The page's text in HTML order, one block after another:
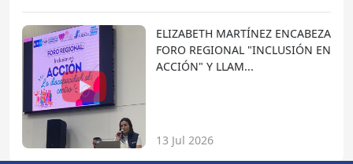
ELIZABETH MARTÍNEZ ENCABEZA
FORO REGIONAL "INCLUSIÓN EN
ACCIÓN" Y LLAM...
13 Jul 2026